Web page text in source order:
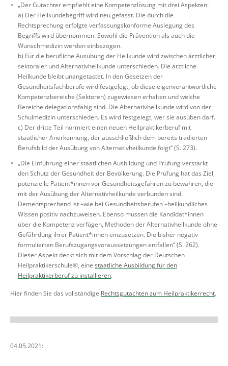
„Der Gutachter empfiehlt eine Kompetenzlösung mit drei Aspekten:
a) Der Heilkundebegriff wird neu gefasst. Die durch die
Rechtsprechung erfolgte verfassungskonforme Auslegung des
Begriffs wird übernommen. Sowohl die Prävention als auch die
Wunschmedizin werden einbezogen.
b) Für die berufliche Ausübung der Heilkunde wird zwischen ärztlicher,
sektoraler und Alternativheilkunde unterschieden. Die ärztliche
Heilkunde bleibt unangetastet. In den Gesetzen der
Gesundheitsfachberufe wird festgelegt, ob diese eigenverantwortliche
Kompetenzbereiche (Sektoren) zugewiesen erhalten und welche
Bereiche delegationsfähig sind. Die Alternativheilkunde wird von der
Schulmedizin unterschieden. Es wird festgelegt, wer sie ausüben darf.
c) Der dritte Teil normiert einen neuen Heilpraktikerberuf mit
staatlicher Anerkennung, der ausschließlich dem bereits tradierten
Berufsbild der Ausübung von Alternativheilkunde folgt“ (S. 273).
„Die Einführung einer staatlichen Ausbildung und Prüfung verstärkt
den Schutz der Gesundheit der Bevölkerung. Die Prüfung hat das Ziel,
potenzielle Patient*innen vor Gesundheitsgefahren zu bewahren, die
mit der Ausübung der Alternativheilkunde verbunden sind.
Dementsprechend ist –wie bei Gesundheitsberufen –heilkundliches
Wissen positiv nachzuweisen. Ebenso müssen die Kandidat*innen
über die Kompetenz verfügen, Methoden der Alternativheilkunde ohne
Gefährdung ihrer Patient*innen einzusetzen. Die bisher negativ
formulierten Berufszugangsvoraussetzungen entfallen“ (S. 262).
Dieser Aspekt deckt sich mit dem Vorschlag der Deutschen
Heilpraktikerschule®, einestaatliche Ausbildung für den
Heilpraktikerberuf zu installieren.
Hier finden Sie das vollständige Rechtsgutachten zum Heilpraktikerrecht.
04.05.2021: